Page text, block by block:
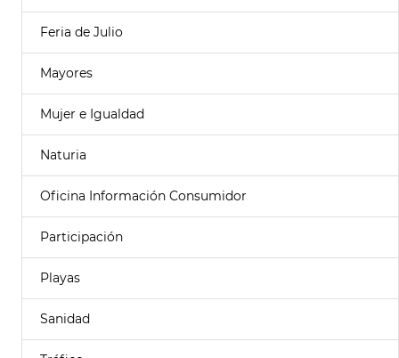
Feria de Julio
Mayores
Mujer e Igualdad
Naturia
Oficina Información Consumidor
Participación
Playas
Sanidad